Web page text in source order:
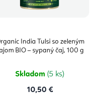
India Tulsi so zeleným
BIO – sypaný čaj, 100 g
Skladom (5 ks)
10,50 €